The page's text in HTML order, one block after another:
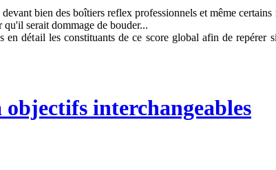
bien des boîtiers reflex professionnels et même
serait dommage de bouder...
en détail les constituants de ce score global afin de repérer
interchangeables